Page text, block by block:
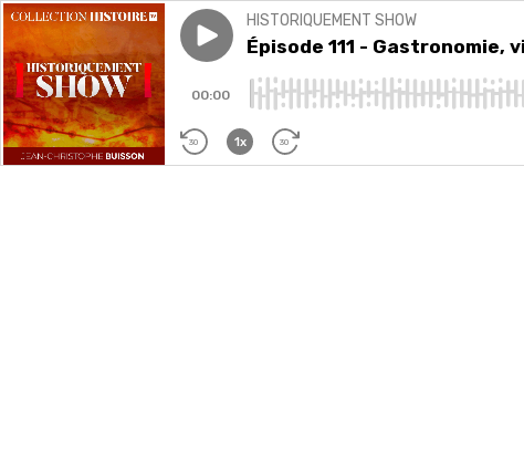
Play episodeÉpisode 111 - Gastronomie, vies
HISTORIQUEMENT SHOW
Épisode 111 - Gastronomie,
00:00
30 1x 30